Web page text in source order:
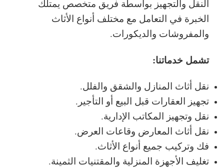
النقل والتجهيز بواسطة فريق متخصص يمتلك
الخبرة في التعامل مع مختلف أنواع الأثاث
والمفروشات والديكورات.
تشمل خدماتنا:
نقل أثاث المنازل والشقق والفلل.
تجهيز العقارات قبل البيع أو التأجير.
نقل وتجهيز المكاتب الإدارية.
نقل أثاث المعارض وقاعات العرض.
فك وتركيب جميع أنواع الأثاث.
تغليف الأجهزة المنزلية والمقتنيات الثمينة.